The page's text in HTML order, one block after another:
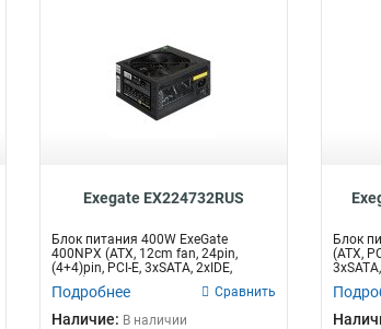
Exegate EX224732RUS
Блок питания 400W ExeGate
400NPX (ATX, 12cm fan, 24pin,
(4+4)pin, PCI-E, 3xSATA, 2xIDE,
Подробнее Сравнить
Наличие: В наличии
Блок
(ATX,